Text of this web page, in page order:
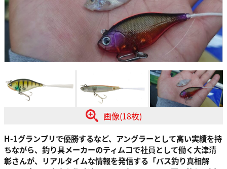
画像(18枚)
H-1グランプリで優勝するなど、アングラーとして高い実績を持
ちながら、釣り具メーカーのティムコで社員として働く大津清
彰さんが、リアルタイムな情報を発信する「バス釣り真相解